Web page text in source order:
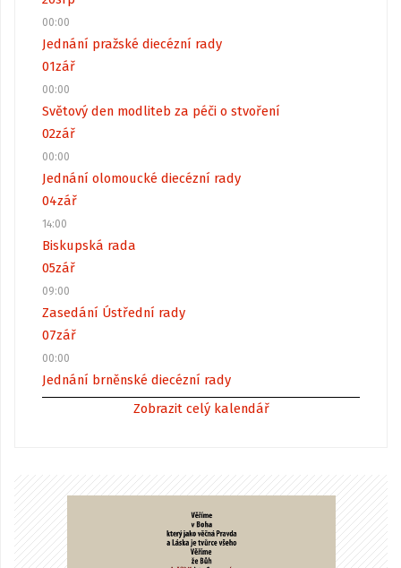
00:00
Jednání pražské diecézní rady
01zář
00:00
Světový den modliteb za péči o stvoření
02zář
00:00
Jednání olomoucké diecézní rady
04zář
14:00
Biskupská rada
05zář
09:00
Zasedání Ústřední rady
07zář
00:00
Jednání brněnské diecézní rady
Zobrazit celý kalendář